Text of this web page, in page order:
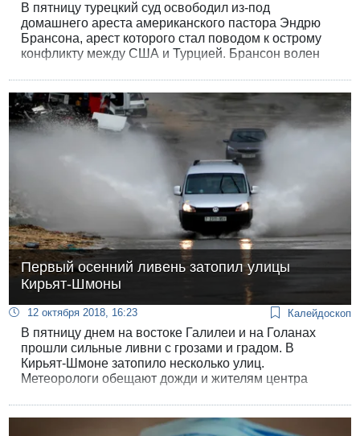
В пятницу турецкий суд освободил из-под
домашнего ареста американского пастора Эндрю
Брансона, арест которого стал поводом к острому
конфликту между США и Турцией. Брансон волен
Первый осенний ливень затопил улицы
Кирьят-Шмоны
12 октября 2018, 16:23 Калейдоскоп
В пятницу днем на востоке Галилеи и на Голанах
прошли сильные ливни с грозами и градом. В
Кирьят-Шмоне затопило несколько улиц.
Метеорологи обещают дожди и жителям центра